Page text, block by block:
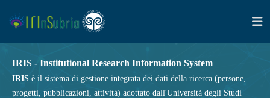
IRIS - Institutional Research Information System
IRIS è il sistema di gestione integrata dei dati della ricerca (persone,
progetti, pubblicazioni, attività) adottato dall'Università degli Studi